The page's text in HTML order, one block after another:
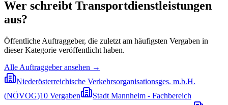
Wer schreibt Transportdienstleistungen
aus?
Öffentliche Auftraggeber, die zuletzt am häufigsten Vergaben in
dieser Kategorie veröffentlicht haben.
Alle Auftraggeber ansehen →
Niederösterreichische Verkehrsorganisationsges. m.b.H.
(NÖVOG)10 Vergaben
Stadt Mannheim - Fachbereich